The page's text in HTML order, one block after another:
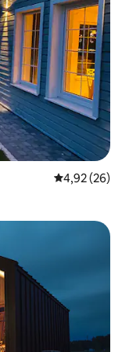
Gemiddelde
4,92 (26)